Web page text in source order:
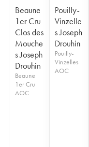
Beaune
1er Cru
Clos des
Mouche
s Joseph
Drouhin
Beaune
1er Cru
AOC
Pouilly-
Vinzelle
s Joseph
Drouhin
Pouilly-
Vinzelles
AOC